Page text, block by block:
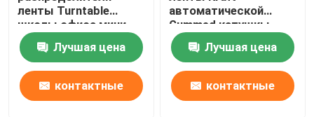
Распределитель воды любимца
Микро- машина пузыря для собак
ленты Turntable
школы офиса мини
Лучшая цена
контактные
автоматической
Gummed катушкы
магнитофона 240V
свободныйЛучшая цена
контактные